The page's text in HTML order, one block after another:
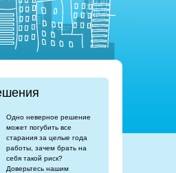
Одно неверное решение
может погубить все
старания за целые года
работы, зачем брать на
себя такой риск?
Доверьтесь нашим